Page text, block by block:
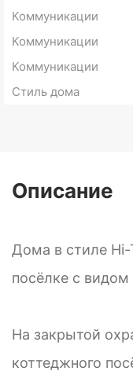
Коммуникации
Коммуникации
Коммуникации
Стиль дома
Описание
Дома в стиле
посёлке с
На закрытой
коттеджного